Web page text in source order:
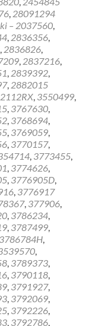
, 28091294
– 2037560,
, 2836356,
, 2836826,
, 2837216,
, 2839392,
, 2882015
, 3550499,
, 3767630,
, 3768694,
, 3769059,
, 3770157,
, 3773455,
, 3774626,
, 3776905D,
, 3776917
, 377906,
, 3786234,
, 3787499,
,
,
, 3789373,
, 3790118,
, 3791927,
, 3792069,
, 3792226,
, 3792786,